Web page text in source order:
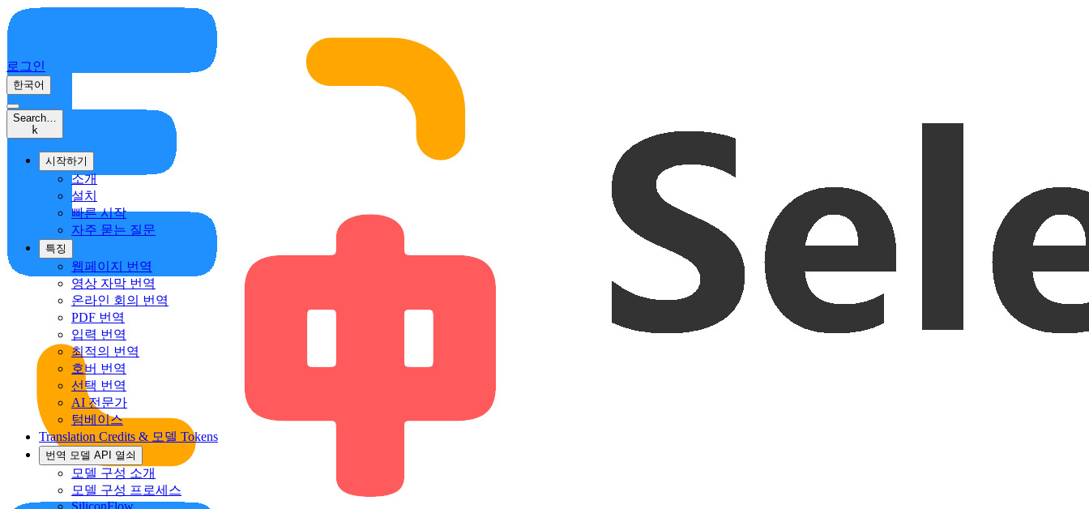
로그인
한국어
Search…
k
시작하기
소개
설치
빠른 시작
자주 묻는 질문
특징
웹페이지 번역
영상 자막 번역
온라인 회의 번역
PDF 번역
입력 번역
최적의 번역
호버 번역
선택 번역
AI 전문가
텀베이스
Translation Credits & 모델 Tokens
번역 모델 API 열쇠
모델 구성 소개
모델 구성 프로세스
SiliconFlow